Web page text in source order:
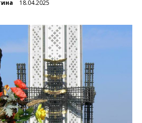
18.04.2025